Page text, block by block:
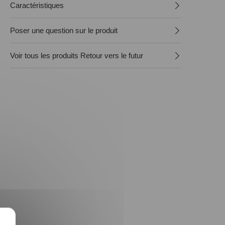
Caractéristiques
Poser une question sur le produit
Voir tous les produits Retour vers le futur